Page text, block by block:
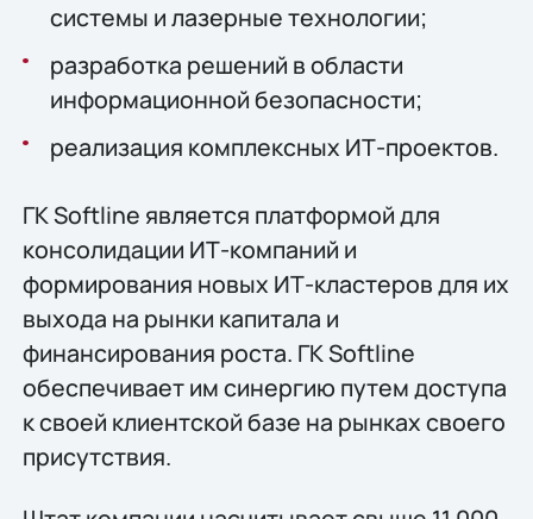
системы и лазерные технологии;
разработка решений в области
информационной безопасности;
реализация комплексных ИТ-проектов.
ГК Softline является платформой для
консолидации ИТ-компаний и
формирования новых ИТ-кластеров для их
выхода на рынки капитала и
финансирования роста. ГК Softline
обеспечивает им синергию путем доступа
к своей клиентской базе на рынках своего
присутствия.